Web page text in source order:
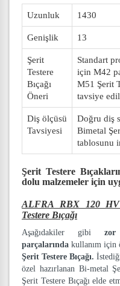
Uzunluk 1430
Genişlik 13
Şerit
Testere
Bıçağı
Öneri
Standart
için M42
M51 Şerit
tavsiye
Diş ölçüsü
Tavsiyesi
Doğru diş
Bimetal
tablosunu
Şerit Testere
dolu malzemeler için
ALFRA RBX 120
Testere Bıçağı
Aşağıdakiler gibi
parçalarında kullanım için
Şerit Testere Bıçağı.
özel hazırlanan Bi-metal
Şerit Testere Bıçağı elde